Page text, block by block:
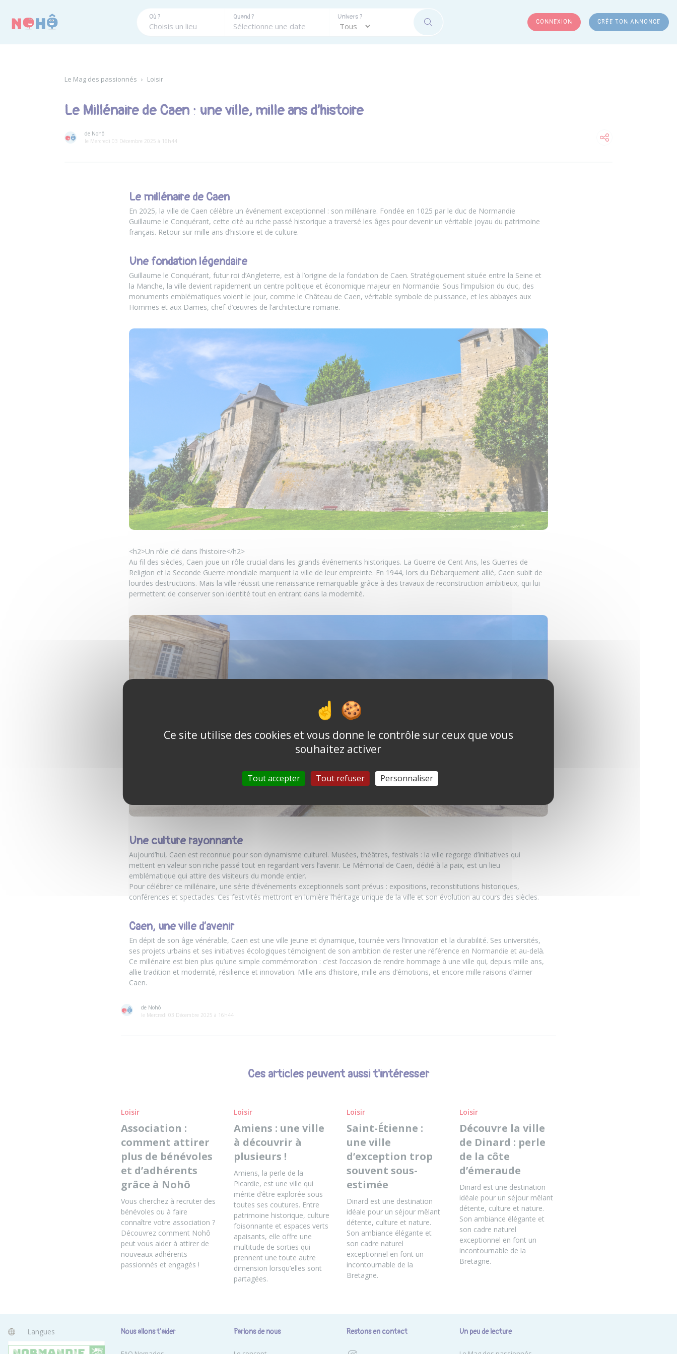
Où ? Quand ? Univers ?
RECHERCHER CONNEXION CRÉE TON ANNONCE
Le Mag des passionnés › Loisir
Le Millénaire de Caen : une ville, mille ans d’histoire
de Nohô
le Mercredi 03 Décembre 2025 à 16h44
Le millénaire de Caen
En 2025, la ville de Caen célèbre un événement exceptionnel : son millénaire. Fondée en 1025 par le duc de Normandie
Guillaume le Conquérant, cette cité au riche passé historique a traversé les âges pour devenir un véritable joyau du patrimoine
français. Retour sur mille ans d’histoire et de culture.
Une fondation légendaire
Guillaume le Conquérant, futur roi d’Angleterre, est à l’origine de la fondation de Caen. Stratégiquement située entre la Seine et
la Manche, la ville devient rapidement un centre politique et économique majeur en Normandie. Sous l’impulsion du duc, des
monuments emblématiques voient le jour, comme le Château de Caen, véritable symbole de puissance, et les abbayes aux
Hommes et aux Dames, chef-d’œuvres de l’architecture romane.
<h2>Un rôle clé dans l’histoire</h2>
Au fil des siècles, Caen joue un rôle crucial dans les grands événements historiques. La Guerre de Cent Ans, les Guerres de
Religion et la Seconde Guerre mondiale marquent la ville de leur empreinte. En 1944, lors du Débarquement allié, Caen subit de
lourdes destructions. Mais la ville réussit une renaissance remarquable grâce à des travaux de reconstruction ambitieux, qui lui
permettent de conserver son identité tout en entrant dans la modernité.
Une culture rayonnante
Aujourd’hui, Caen est reconnue pour son dynamisme culturel. Musées, théâtres, festivals : la ville regorge d’initiatives qui
mettent en valeur son riche passé tout en regardant vers l’avenir. Le Mémorial de Caen, dédié à la paix, est un lieu
emblématique qui attire des visiteurs du monde entier.
Pour célébrer ce millénaire, une série d’événements exceptionnels sont prévus : expositions, reconstitutions historiques,
conférences et spectacles. Ces festivités mettront en lumière l’héritage unique de la ville et son évolution au cours des siècles.
Caen, une ville d’avenir
En dépit de son âge vénérable, Caen est une ville jeune et dynamique, tournée vers l’innovation et la durabilité. Ses universités,
ses projets urbains et ses initiatives écologiques témoignent de son ambition de rester une référence en Normandie et au-delà.
Ce millénaire est bien plus qu’une simple commémoration : c’est l’occasion de rendre hommage à une ville qui, depuis mille ans,
allie tradition et modernité, résilience et innovation. Mille ans d’histoire, mille ans d’émotions, et encore mille raisons d’aimer
Caen.
de Nohô
le Mercredi 03 Décembre 2025 à 16h44
Ces articles peuvent aussi t'intéresser
Loisir
Association :
comment attirer
plus de bénévoles
et d’adhérents
grâce à Nohô
Vous cherchez à recruter des
bénévoles ou à faire
connaître votre association ?
Découvrez comment Nohô
peut vous aider à attirer de
nouveaux adhérents
passionnés et engagés !
Loisir
Amiens : une ville
à découvrir à
plusieurs !
Amiens, la perle de la
Picardie, est une ville qui
mérite d’être explorée sous
toutes ses coutures. Entre
patrimoine historique, culture
foisonnante et espaces verts
apaisants, elle offre une
multitude de sorties qui
prennent une toute autre
dimension lorsqu’elles sont
partagées.
Loisir
Saint-Étienne :
une ville
d’exception trop
souvent sous-
estimée
Dinard est une destination
idéale pour un séjour mêlant
détente, culture et nature.
Son ambiance élégante et
son cadre naturel
exceptionnel en font un
incontournable de la
Bretagne.
Loisir
Découvre la ville
de Dinard : perle
de la côte
d’émeraude
Dinard est une destination
idéale pour un séjour mêlant
détente, culture et nature.
Son ambiance élégante et
son cadre naturel
exceptionnel en font un
incontournable de la
Bretagne.
Langues
Anglais
Nous allons t'aider Parlons de nous Restons en contact Un peu de lecture
Ce site utilise des cookies et vous donne le contrôle sur ceux que vous
souhaitez activer
Tout accepter Tout refuser Personnaliser